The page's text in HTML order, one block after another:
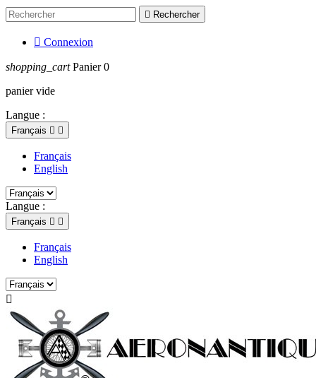
 Rechercher
 Connexion
shopping_cart Panier 0
panier vide
Langue :
Français  
Français
English
Langue :
Français  
Français
English
